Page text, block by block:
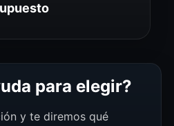
para elegir?
y te diremos qué